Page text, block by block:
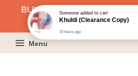
BUKU HARGA RAHMAH
KLIK SINI UNTUK
Menu
Someoneadded to cart
Khuldi (Clearance Copy)
15 hours ago